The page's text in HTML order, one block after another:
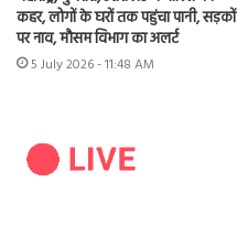
कहर, लोगों के घरों तक पहुंचा पानी, सड़कों
पर नाव, मौसम विभाग का अलर्ट
5 July 2026 - 11:48 AM